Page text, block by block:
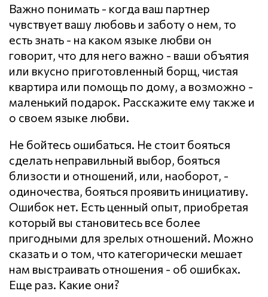
Важно понимать - когда ваш партнер
чувствует вашу любовь и заботу о нем, то
есть знать - на каком языке любви он
говорит, что для него важно - ваши объятия
или вкусно приготовленный борщ, чистая
квартира или помощь по дому, а возможно -
маленький подарок. Расскажите ему также и
о своем языке любви.
Не бойтесь ошибаться. Не стоит бояться
сделать неправильный выбор, бояться
близости и отношений, или, наоборот, -
одиночества, бояться проявить инициативу.
Ошибок нет. Есть ценный опыт, приобретая
который вы становитесь все более
пригодными для зрелых отношений. Можно
сказать и о том, что категорически мешает
нам выстраивать отношения - об ошибках.
Еще раз. Какие они?